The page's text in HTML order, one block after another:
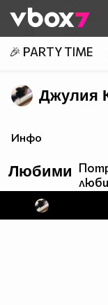
👾
🎉 PARTY TIME
Джулия
Инфо
Любими